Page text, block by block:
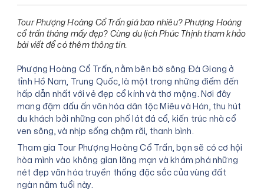
Tour Phượng Hoàng Cổ Trấn giá bao nhiêu? Phượng Hoàng
cổ trấn tháng mấy đẹp? Cùng du lịch Phúc Thịnh tham khảo
bài viết để có thêm thông tin.
Phượng Hoàng Cổ Trấn, nằm bên bờ sông Đà Giang ở
tỉnh Hồ Nam, Trung Quốc, là một trong những điểm đến
hấp dẫn nhất với vẻ đẹp cổ kính và thơ mộng. Nơi đây
mang đậm dấu ấn văn hóa dân tộc Miêu và Hán, thu hút
du khách bởi những con phố lát đá cổ, kiến trúc nhà cổ
ven sông, và nhịp sống chậm rãi, thanh bình.
Tham gia Tour Phượng Hoàng Cổ Trấn, bạn sẽ có cơ hội
hòa mình vào không gian lãng mạn và khám phá những
nét đẹp văn hóa truyền thống đặc sắc của vùng đất
ngàn năm tuổi này.